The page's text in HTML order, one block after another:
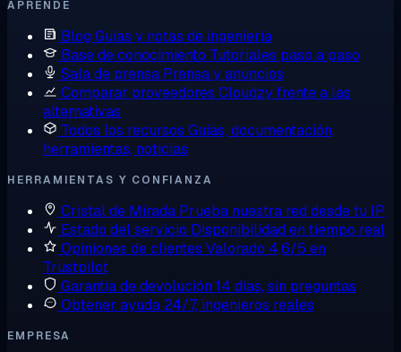
APRENDE
Blog Guías y notas de ingeniería
Base de conocimiento Tutoriales paso a paso
Sala de prensa Prensa y anuncios
Comparar proveedores Cloudzy frente a las
alternativas
Todos los recursos Guías, documentación,
herramientas, noticias
HERRAMIENTAS Y CONFIANZA
Cristal de Mirada Prueba nuestra red desde tu IP
Estado del servicio Disponibilidad en tiempo real
Opiniones de clientes Valorado 4,6/5 en
Trustpilot
Garantía de devolución 14 días, sin preguntas
Obtener ayuda 24/7, ingenieros reales
EMPRESA